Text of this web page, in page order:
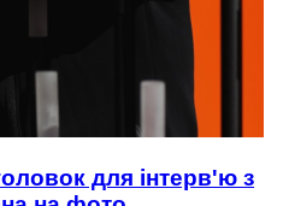
для інтерв'ю з